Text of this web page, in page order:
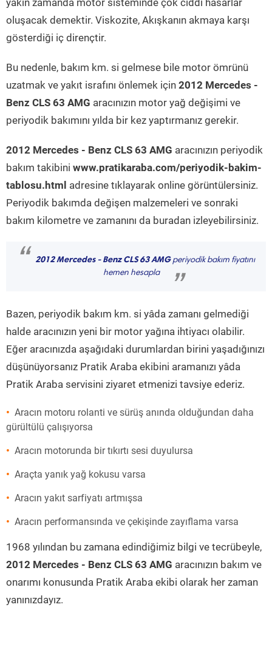
yakın zamanda motor sisteminde çok ciddi hasarlar
oluşacak demektir. Viskozite, Akışkanın akmaya karşı
gösterdiği iç dirençtir.
Bu nedenle, bakım km. si gelmese bile motor ömrünü
uzatmak ve yakıt israfını önlemek için 2012 Mercedes -
Benz CLS 63 AMG aracınızın motor yağ değişimi ve
periyodik bakımını yılda bir kez yaptırmanız gerekir.
2012 Mercedes - Benz CLS 63 AMG aracınızın periyodik
bakım takibini www.pratikaraba.com/periyodik-bakim-
tablosu.html adresine tıklayarak online görüntülersiniz.
Periyodik bakımda değişen malzemeleri ve sonraki
bakım kilometre ve zamanını da buradan izleyebilirsiniz.
“ 2012 Mercedes - Benz CLS 63 AMGperiyodik bakım fiyatını
hemen hesapla
”
Bazen, periyodik bakım km. si yâda zamanı gelmediği
halde aracınızın yeni bir motor yağına ihtiyacı olabilir.
Eğer aracınızda aşağıdaki durumlardan birini yaşadığınızı
düşünüyorsanız Pratik Araba ekibini aramanızı yâda
Pratik Araba servisini ziyaret etmenizi tavsiye ederiz.
Aracın motoru rolanti ve sürüş anında olduğundan daha
gürültülü çalışıyorsa
Aracın motorunda bir tıkırtı sesi duyulursa
Araçta yanık yağ kokusu varsa
Aracın yakıt sarfiyatı artmışsa
Aracın performansında ve çekişinde zayıflama varsa
1968 yılından bu zamana edindiğimiz bilgi ve tecrübeyle,
2012 Mercedes - Benz CLS 63 AMG aracınızın bakım ve
onarımı konusunda Pratik Araba ekibi olarak her zaman
yanınızdayız.